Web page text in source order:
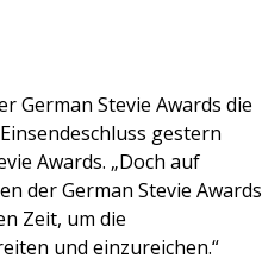
German Stevie Awards die
gestern
Awards. „Doch auf
der German Stevie Awards
Zeit, um die
und einzureichen.“